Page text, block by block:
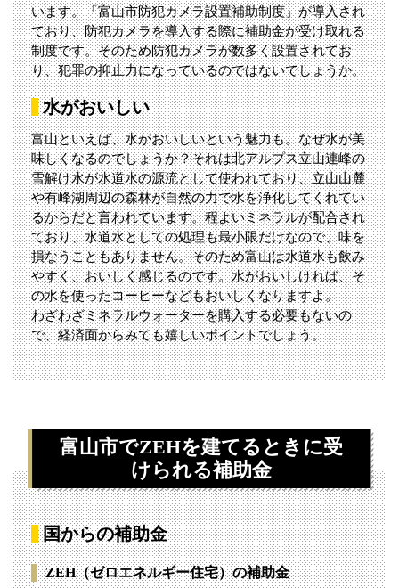
います。「富山市防犯カメラ設置補助制度」が導入され
ており、防犯カメラを導入する際に補助金が受け取れる
制度です。そのため防犯カメラが数多く設置されてお
り、犯罪の抑止力になっているのではないでしょうか。
水がおいしい
富山といえば、水がおいしいという魅力も。なぜ水が美
味しくなるのでしょうか？それは北アルプス立山連峰の
雪解け水が水道水の源流として使われており、立山山麓
や有峰湖周辺の森林が自然の力で水を浄化してくれてい
るからだと言われています。程よいミネラルが配合され
ており、水道水としての処理も最小限だけなので、味を
損なうこともありません。そのため富山は水道水も飲み
やすく、おいしく感じるのです。水がおいしければ、そ
の水を使ったコーヒーなどもおいしくなりますよ。
わざわざミネラルウォーターを購入する必要もないの
で、経済面からみても嬉しいポイントでしょう。
富山市でZEHを建てるときに受
けられる補助金
国からの補助金
ZEH（ゼロエネルギー住宅）の補助金